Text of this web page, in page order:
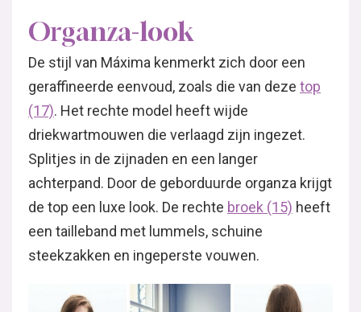
Organza-look
De stijl van Máxima kenmerkt zich door een
geraffineerde eenvoud, zoals die van deze top
(17). Het rechte model heeft wijde
driekwartmouwen die verlaagd zijn ingezet.
Splitjes in de zijnaden en een langer
achterpand. Door de geborduurde organza krijgt
de top een luxe look. De rechte broek (15) heeft
een tailleband met lummels, schuine
steekzakken en ingeperste vouwen.